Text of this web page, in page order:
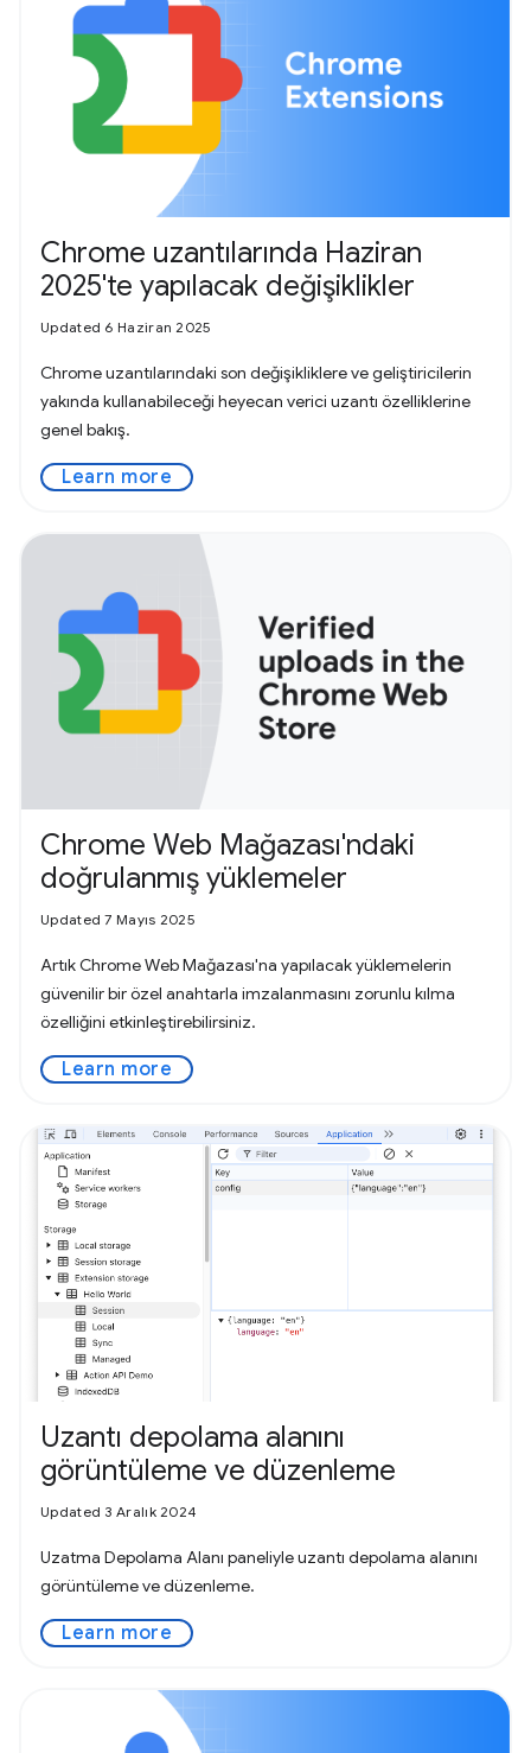
Chrome uzantılarında Haziran
2025'te yapılacak değişiklikler
Updated 6 Haziran 2025
Chrome uzantılarındaki son değişikliklere ve geliştiricilerin
yakında kullanabileceği heyecan verici uzantı özelliklerine
genel bakış.
Learn more
Chrome Web Mağazası'ndaki
doğrulanmış yüklemeler
Updated 7 Mayıs 2025
Artık Chrome Web Mağazası'na yapılacak yüklemelerin
güvenilir bir özel anahtarla imzalanmasını zorunlu kılma
özelliğini etkinleştirebilirsiniz.
Learn more
Uzantı depolama alanını
görüntüleme ve düzenleme
Updated 3 Aralık 2024
Uzatma Depolama Alanı paneliyle uzantı depolama alanını
görüntüleme ve düzenleme.
Learn more